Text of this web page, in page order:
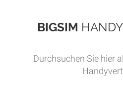
BIGSIM
Durchsuchen Sie hier